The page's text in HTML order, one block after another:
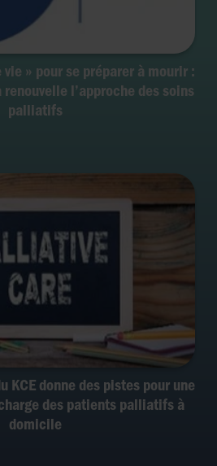
» pour se préparer à mourir :
l’approche des soins
palliatifs
KCE donne des pistes pour une
des patients palliatifs à
domicile